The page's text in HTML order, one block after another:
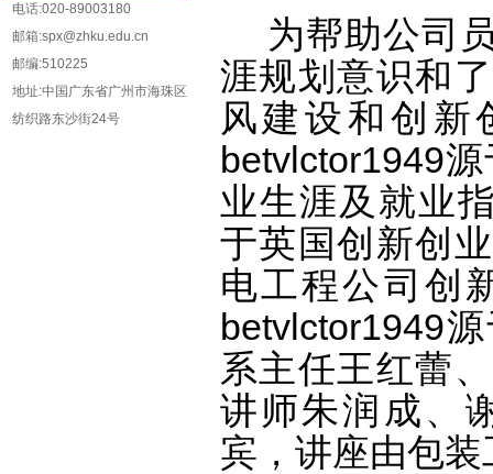
电话:020-89003180
邮箱:spx@zhku.edu.cn
邮编:510225
地址:中国广东省广州市海珠区
纺织路东沙街24号
为帮助公司
涯规划意识和
风建设和创新
betvlctor1949
业生涯及就业
于英国创新创
电工程公司创
betvlctor1949
系主任王红蕾
讲师朱润成、
宾，讲座由包